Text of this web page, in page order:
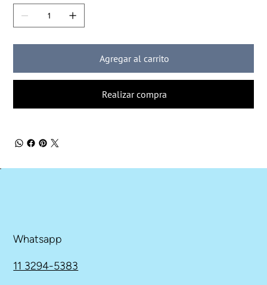
Agregar al carrito
Realizar compra
Whatsapp
11 3294-5383